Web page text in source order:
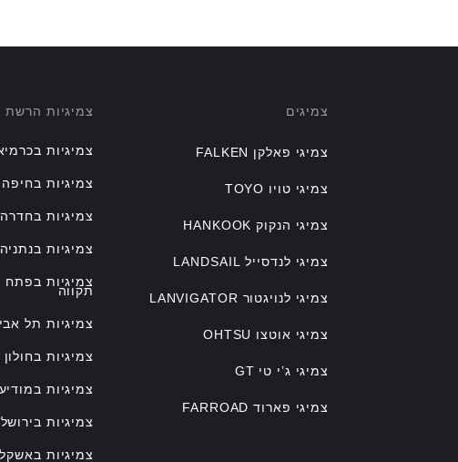
צמיגים
צמיגי פאלקן FALKEN
צמיגי טויו TOYO
צמיגי הנקוק HANKOOK
צמיגי לנדסייל LANDSAIL
צמיגי לנויגטור LANVIGATOR
צמיגי אוטצו OHTSU
צמיגי ג’י טי GT
צמיגי פארוד FARROAD
צמיגיות הרשת
צמיגיות
צמיגיות בחיפה
צמיגיות בחדרה
צמיגיות בנתניה
צמיגיות בפתח
תקווה
צמיגיות תל
צמיגיות בחולון
צמיגיות
צמיגיות
צמיגיות